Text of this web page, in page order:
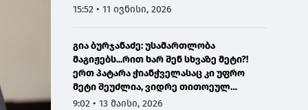
ონკოლოგთან
15:52 • 11 ივნისი, 2026
გია ბურჯანაძე: უსამართლობა
მაგიჟებს...რით ხარ შენ სხვაზე მეტი?!
ერთ პატარა ჭიანჭველასაც კი უფრო
მეტი შეუძლია, ვიდრე თითოეულ
ჩვენგანს...
9:02 • 13 მაისი, 2026